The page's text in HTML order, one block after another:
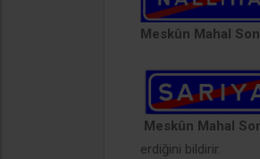
Meskûn Mahal
Meskûn Mahal
erdiğini bildirir.